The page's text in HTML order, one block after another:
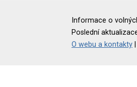
Informace o
Poslední
O webu a kontakty